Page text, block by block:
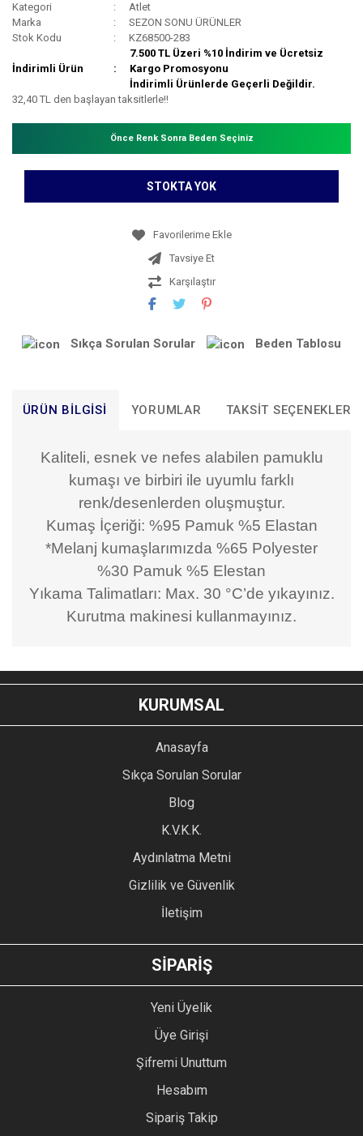
Kategori
Atlet
Marka
SEZON SONU ÜRÜNLER
Stok Kodu
KZ68500-283
İndirimli Ürün
7.500 TL Üzeri %10 İndirim ve Ücretsiz
Kargo Promosyonu
İndirimli Ürünlerde Geçerli Değildir.
32,40 TL den başlayan taksitlerle!!
Önce Renk Sonra Beden Seçiniz
STOKTA YOK
Tavsiye Et
Karşılaştır
Sıkça Sorulan Sorular Beden Tablosu
ÜRÜN BILGISI YORUMLAR TAKSIT SEÇENEKLERI
Kaliteli, esnek ve nefes alabilen pamuklu
kumaşı ve birbiri ile uyumlu farklı
renk/desenlerden oluşmuştur.
Kumaş İçeriği: %95 Pamuk %5 Elastan
*Melanj kumaşlarımızda %65 Polyester
%30 Pamuk %5 Elestan
Yıkama Talimatları: Max. 30 °C’de yıkayınız.
Kurutma makinesi kullanmayınız.
YORUM YAZ
Bu ürünün fiyat bilgisi, resim, ürün açıklamalarında ve diğer
konularda yetersiz gördüğünüz noktaları öneri formunu
kullanarak tarafımıza iletebilirsiniz.
Ürün resmi kalitesiz, bozuk veya görüntülenemiyor.
Ürün açıklamasında eksik bilgiler bulunuyor.
Ürün bilgilerinde hatalar bulunuyor.
Ürün fiyatı diğer sitelerden daha pahalı.
GÖNDER
KURUMSAL
Anasayfa
Sıkça Sorulan Sorular
Blog
K.V.K.K.
Aydınlatma Metni
Gizlilik ve Güvenlik
İletişim
SİPARİŞ
Yeni Üyelik
Üye Girişi
Şifremi Unuttum
Hesabım
Sipariş Takip